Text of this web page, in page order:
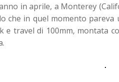
in aprile, a Monterey
che in quel momento
e travel di 100mm, montata